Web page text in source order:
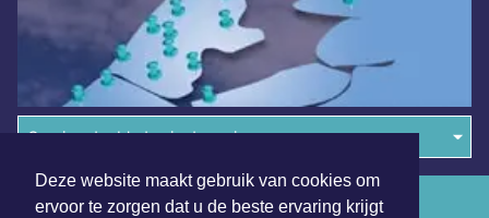
Deze website maakt gebruik van cookies om
ervoor te zorgen dat u de beste ervaring krijgt
Overige dagbladen in de regio
Algemene voorwaarden